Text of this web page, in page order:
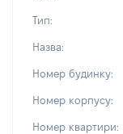
Тип:
Назва:
Номер будинку:
Номер корпусу:
Номер квартири: